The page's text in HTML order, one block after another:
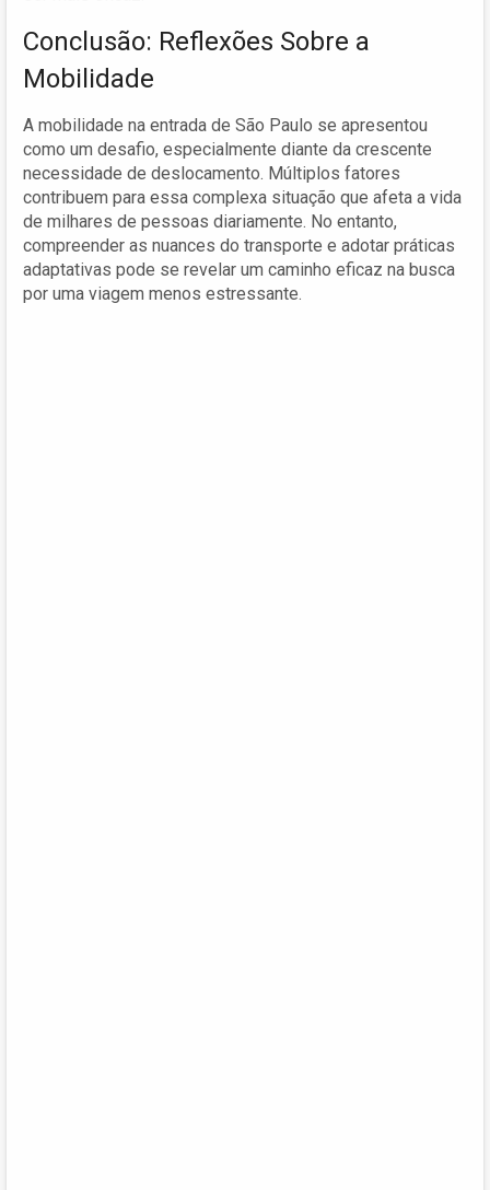
Conclusão: Reflexões Sobre a
Mobilidade
A mobilidade na entrada de São Paulo se apresentou
como um desafio, especialmente diante da crescente
necessidade de deslocamento. Múltiplos fatores
contribuem para essa complexa situação que afeta a vida
de milhares de pessoas diariamente. No entanto,
compreender as nuances do transporte e adotar práticas
adaptativas pode se revelar um caminho eficaz na busca
por uma viagem menos estressante.